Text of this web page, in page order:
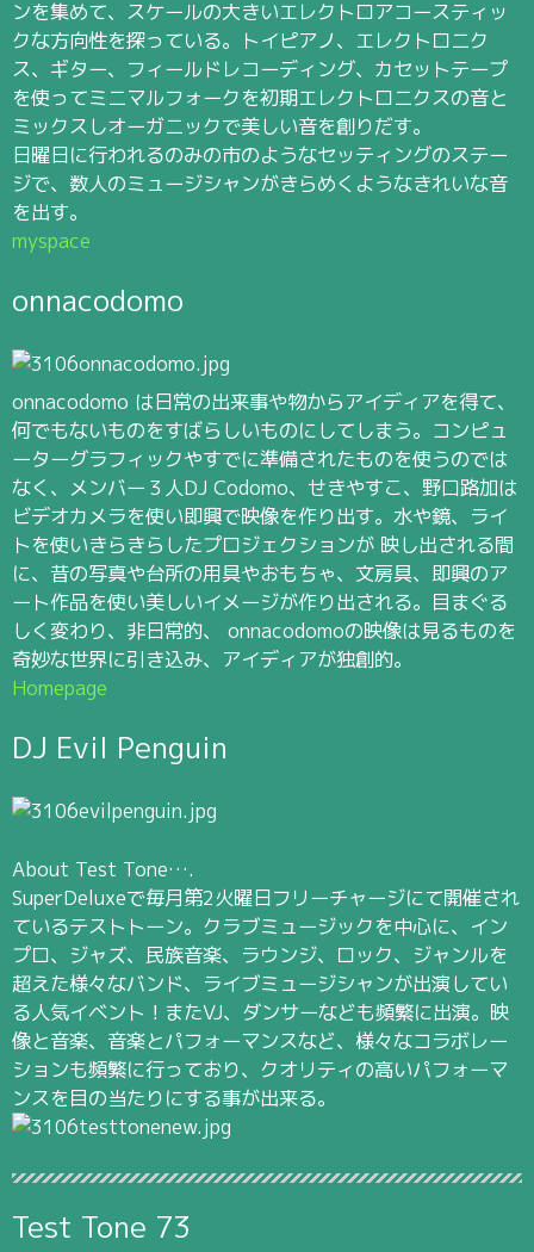
ンを集めて、スケールの大きいエレクトロアコースティッ
クな方向性を探っている。トイピアノ、エレクトロニク
ス、ギター、フィールドレコーディング、カセットテープ
を使ってミニマルフォークを初期エレクトロニクスの音と
ミックスしオーガニックで美しい音を創りだす。
日曜日に行われるのみの市のようなセッティングのステー
ジで、数人のミュージシャンがきらめくようなきれいな音
を出す。
myspace
onnacodomo
onnacodomo は日常の出来事や物からアイディアを得て、
何でもないものをすばらしいものにしてしまう。コンピュ
ーターグラフィックやすでに準備されたものを使うのでは
なく、メンバー３人DJ Codomo、せきやすこ、野口路加は
ビデオカメラを使い即興で映像を作り出す。水や鏡、ライ
トを使いきらきらしたプロジェクションが 映し出される間
に、昔の写真や台所の用具やおもちゃ、文房具、即興のア
ート作品を使い美しいイメージが作り出される。目まぐる
しく変わり、非日常的、 onnacodomoの映像は見るものを
奇妙な世界に引き込み、アイディアが独創的。
Homepage
DJ Evil Penguin
About Test Tone….
SuperDeluxeで毎月第2火曜日フリーチャージにて開催され
ているテストトーン。クラブミュージックを中心に、イン
プロ、ジャズ、民族音楽、ラウンジ、ロック、ジャンルを
超えた様々なバンド、ライブミュージシャンが出演してい
る人気イベント！またVJ、ダンサーなども頻繁に出演。映
像と音楽、音楽とパフォーマンスなど、様々なコラボレー
ションも頻繁に行っており、クオリティの高いパフォーマ
ンスを目の当たりにする事が出来る。
Test Tone 73